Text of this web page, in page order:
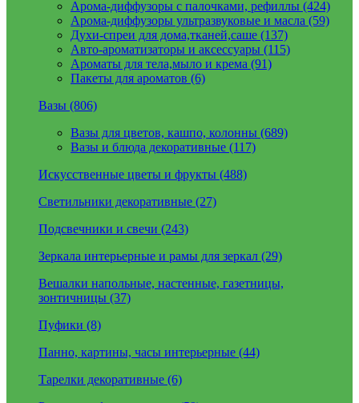
Арома-диффузоры с палочками, рефиллы (424)
Арома-диффузоры ультразвуковые и масла (59)
Духи-спреи для дома,тканей,саше (137)
Авто-ароматизаторы и аксессуары (115)
Ароматы для тела,мыло и крема (91)
Пакеты для ароматов (6)
Вазы (806)
Вазы для цветов, кашпо, колонны (689)
Вазы и блюда декоративные (117)
Искусственные цветы и фрукты (488)
Светильники декоративные (27)
Подсвечники и свечи (243)
Зеркала интерьерные и рамы для зеркал (29)
Вешалки напольные, настенные, газетницы,
зонтичницы (37)
Пуфики (8)
Панно, картины, часы интерьерные (44)
Тарелки декоративные (6)